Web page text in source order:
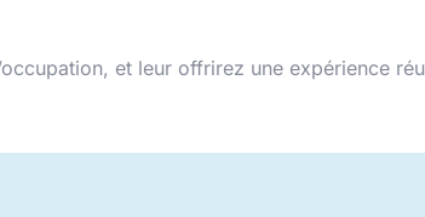
et leur offrirez une expérience